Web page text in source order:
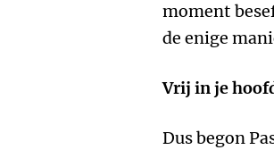
moment
de enige
Vrij in je
Dus begon